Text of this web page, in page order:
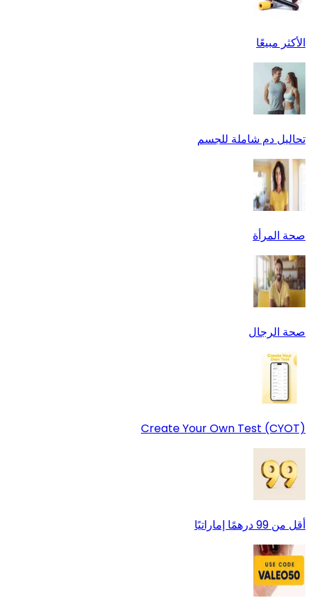
الأكثر مبيعًا
تحاليل دم شاملة للجسم
صحة المرأة
صحة الرجال
Create Your Own Test (CYOT)
أقل من 99 درهمًا إماراتيًا